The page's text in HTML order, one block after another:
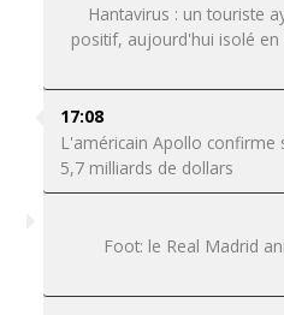
Hantavirus : un touriste
positif, aujourd'hui isolé en
17:08
L'américain Apollo confirme
5,7 milliards de dollars
Foot: le Real Madrid